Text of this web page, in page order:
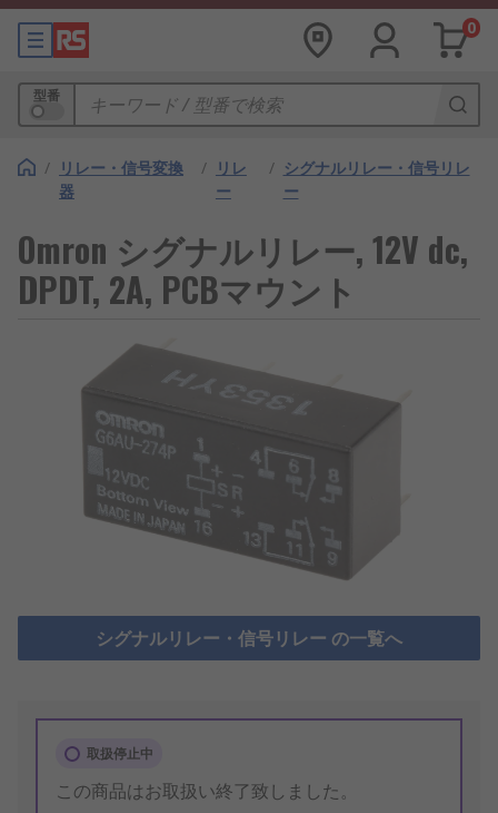
0
型番
/ リレー・信号変換
器
/ リレ
ー
/ シグナルリレー・信号リレ
ー
Omron シグナルリレー, 12V dc,
DPDT, 2A, PCBマウント
シグナルリレー・信号リレー の一覧へ
取扱停止中
この商品はお取扱い終了致しました。